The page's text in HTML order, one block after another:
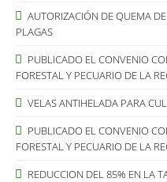
AUTORIZACIÓN DE QUEMA
PLAGAS
PUBLICADO EL CONVENIO
FORESTAL Y PECUARIO DE LA
VELAS ANTIHELADA PARA
PUBLICADO EL CONVENIO
FORESTAL Y PECUARIO DE LA
REDUCCION DEL 85% EN LA